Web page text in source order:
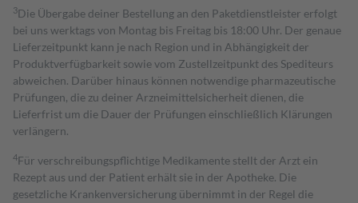
3Die Übergabe deiner Bestellung an den Paketdienstleister erfolgt
bei uns werktags von Montag bis Freitag bis 18:00 Uhr. Der genaue
Lieferzeitpunkt kann je nach Region und in Abhängigkeit der
Produktverfügbarkeit sowie vom Zustellzeitpunkt des Spediteurs
abweichen. Darüber hinaus können notwendige pharmazeutische
Prüfungen, die zu deiner Arzneimittelsicherheit dienen, die
Lieferfrist um die Dauer der Prüfungen einschließlich Klärungen
verlängern.
4Für verschreibungspflichtige Medikamente stellt der Arzt ein
Rezept aus und der Patient erhält sie in der Apotheke. Die
gesetzliche Krankenversicherung übernimmt in der Regel die